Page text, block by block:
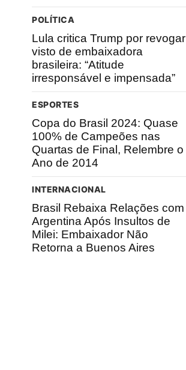
POLÍTICA
Lula critica Trump por revogar
visto de embaixadora
brasileira: “Atitude
irresponsável e impensada”
ESPORTES
Copa do Brasil 2024: Quase
100% de Campeões nas
Quartas de Final, Relembre o
Ano de 2014
INTERNACIONAL
Brasil Rebaixa Relações com
Argentina Após Insultos de
Milei: Embaixador Não
Retorna a Buenos Aires